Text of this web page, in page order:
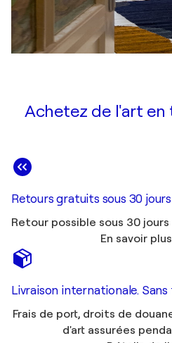
Achetez de l'art
Retours gratuits sous 30 jours
Retour possible sous 30 jours
En savoir plus
Livraison internationale.
Frais de port, droits de
d'art assurées